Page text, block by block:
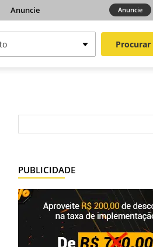
Anuncie Anuncie
Procurar
PUBLICIDADE